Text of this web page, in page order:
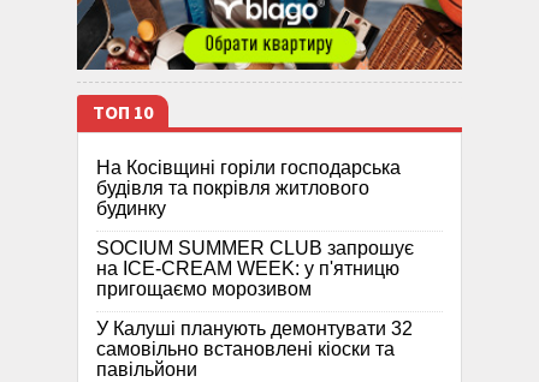
ТОП 10
На Косівщині горіли господарська
будівля та покрівля житлового
будинку
SOCIUM SUMMER CLUB запрошує
на ICE-CREAM WEEK: у п'ятницю
пригощаємо морозивом
У Калуші планують демонтувати 32
самовільно встановлені кіоски та
павільйони